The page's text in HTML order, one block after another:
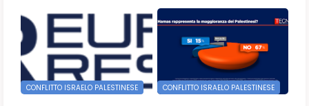
CONFLITTO ISRAELO PALESTINESE CONFLITTO ISRAELO PALESTINESE